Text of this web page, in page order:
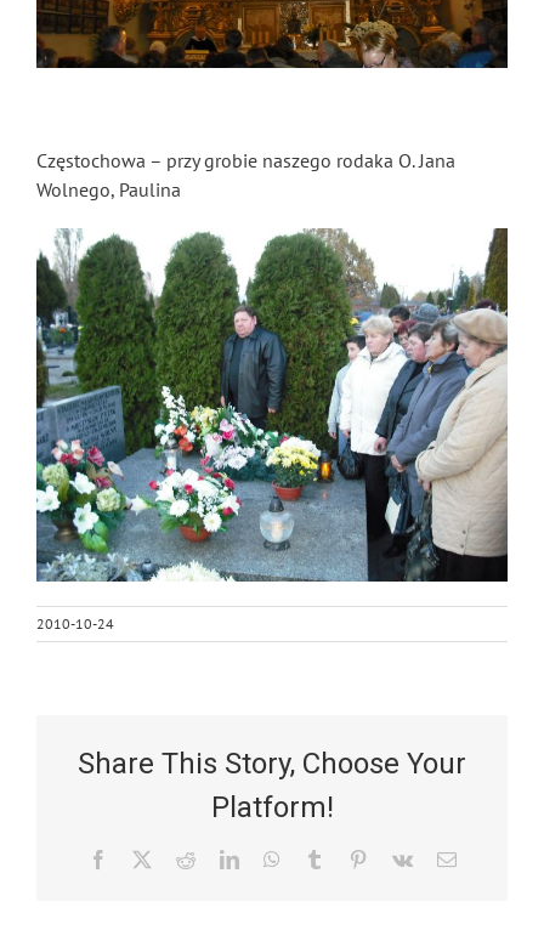
Częstochowa – przy grobie naszego rodaka O. Jana
Wolnego, Paulina
2010-10-24
Share This Story, Choose Your
Platform!
Facebook RedditLinkedInWhatsApp
Tumblr Pinterest
Vk Email